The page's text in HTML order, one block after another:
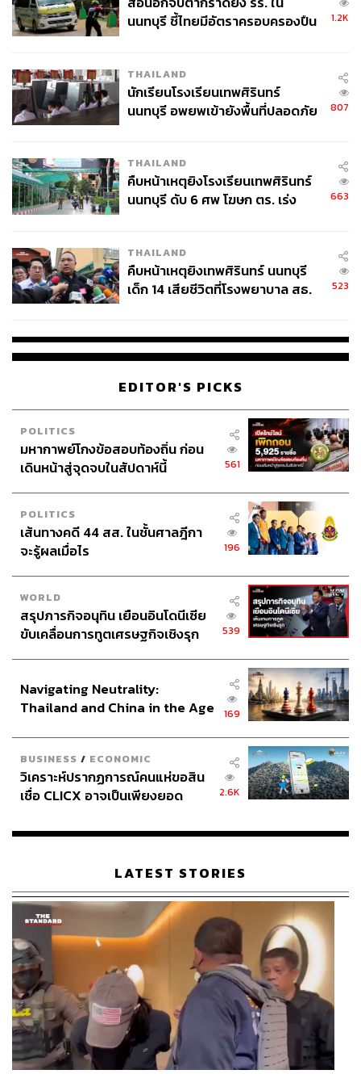
นนทบุรี ชี้ไทยมีอัตราครอบครองปืน
1.2K
THAILAND
นักเรียนโรงเรียนเทพศิรินทร์
นนทบุรี อพยพเข้ายังพื้นที่ปลอดภัย
807
THAILAND
คืบหน้าเหตุยิงโรงเรียนเทพศิรินทร์
นนทบุรี ดับ 6 ศพ โฆษก ตร. เร่ง
663
THAILAND
คืบหน้าเหตุยิงเทพศิรินทร์ นนทบุรี
เด็ก 14 เสียชีวิตที่โรงพยาบาล สธ.
523
EDITOR'S PICKS
POLITICS
มหากาพย์โกงข้อสอบท้องถิ่น ก่อน
เดินหน้าสู่จุดจบในสัปดาห์นี้
561
POLITICS
เส้นทางคดี 44 สส. ในชั้นศาลฎีกา
จะรู้ผลเมื่อไร
196
WORLD
สรุปภารกิจอนุทิน เยือนอินโดนีเซีย
ขับเคลื่อนการทูตเศรษฐกิจเชิงรุก
539
Navigating Neutrality:
Thailand and China in the Age
169
BUSINESS / ECONOMIC
วิเคราะห์ปรากฏการณ์คนแห่ขอสิน
เชื่อ CLICX อาจเป็นเพียงยอด
เรือนไทยที่ถูกซุกไว้
2.6K
LATEST STORIES